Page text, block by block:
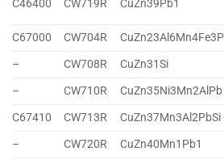
C46400 CW719R CuZn39Pb1
C67000 CW704R
–
CW708R CuZn31Si
–
CW710R CuZn35Ni3Mn2AlPb
C67410
CW713R CuZn37Mn3Al2PbSi
–
CW720R CuZn40Mn1Pb1